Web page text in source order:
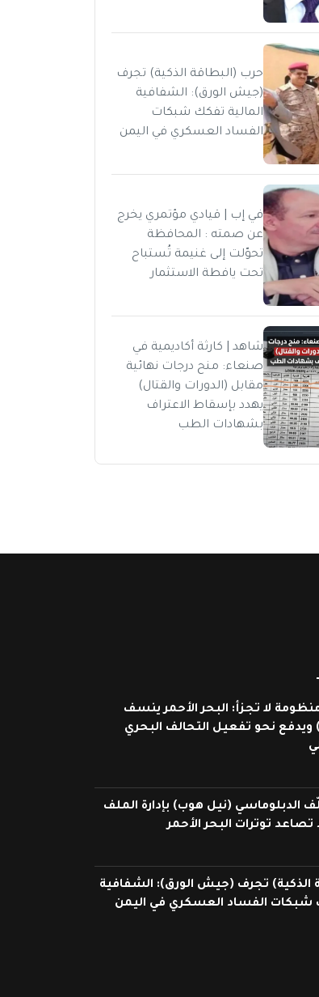
حرب (البطاقة الذكية) تجرف
(جيش الورق): الشفافية
المالية تفكك شبكات
الفساد العسكري في اليمن
في إب | قيادي مؤتمري يخرج
عن صمته : المحافظة
تحوّلت إلى غنيمة تُستباح
تحت يافطة الاستثمار
شاهد | كارثة أكاديمية في
صنعاء: منح درجات نهائية
مقابل (الدورات والقتال)
يهدد بإسقاط الاعتراف
بشهادات الطب
لا تجزأ: البحر الأحمر ينسف
ويدفع نحو تفعيل التحالف البحري
الدبلوماسي (نيل هوب) بإدارة الملف
توترات البحر الأحمر
الذكية) تجرف (جيش الورق): الشفافية
شبكات الفساد العسكري في اليمن